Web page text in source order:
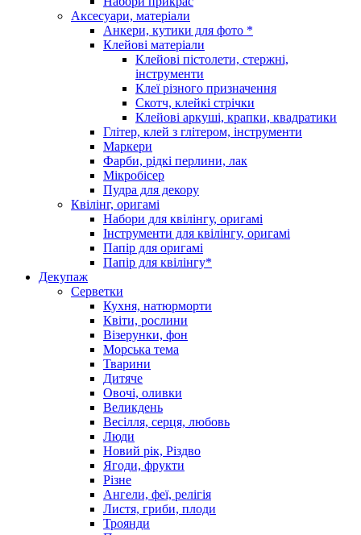
Аксесуари, матеріали
Анкери, кутики для фото *
Клейові матеріали
Клейові пістолети, стержні,
інструменти
Клеї різного призначення
Скотч, клейкі стрічки
Клейові аркуші, крапки, квадратики
Глітер, клей з глітером, інструменти
Маркери
Фарби, рідкі перлини, лак
Мікробісер
Пудра для декору
Квілінг, оригамі
Набори для квілінгу, оригамі
Інструменти для квілінгу, оригамі
Папір для оригамі
Папір для квілінгу*
Декупаж
Серветки
Кухня, натюрморти
Квіти, рослини
Візерунки, фон
Морська тема
Тварини
Дитяче
Овочі, оливки
Великдень
Весілля, серця, любовь
Люди
Новий рік, Різдво
Ягоди, фрукти
Різне
Ангели, феї, релігія
Листя, гриби, плоди
Троянди